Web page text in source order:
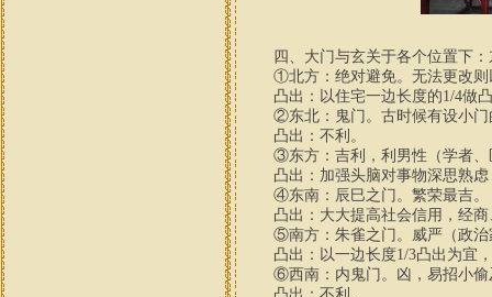
四、大门与玄关于各个位置下：
①北方：绝对避免。无法更改则
凸出：以住宅一边长度的1/4做凸
②东北：鬼门。古时候有设小门
凸出：不利。
③东方：吉利，利男性（学者、
凸出：加强头脑对事物深思熟虑
④东南：辰巳之门。繁荣最吉。
凸出：大大提高社会信用，经商
⑤南方：朱雀之门。威严（政治
凸出：以一边长度1/3凸出为宜，
⑥西南：内鬼门。凶，易招小偷